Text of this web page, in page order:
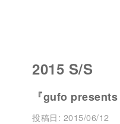
2015 S/S
『gufo
投稿日: 2015/06/12